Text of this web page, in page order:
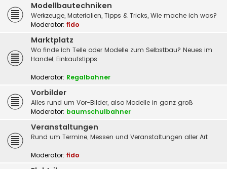
Modellbautechniken
Werkzeuge, Materialien, Tipps & Tricks, Wie mache ich was?
Moderator: fido
Marktplatz
Wo finde ich Teile oder Modelle zum Selbstbau? Neues im
Handel, Einkaufstipps
Moderator: Regalbahner
Vorbilder
Alles rund um Vor-Bilder, also Modelle in ganz groß
Moderator: baumschulbahner
Veranstaltungen
Rund um Termine, Messen und Veranstaltungen aller Art
Moderator: fido